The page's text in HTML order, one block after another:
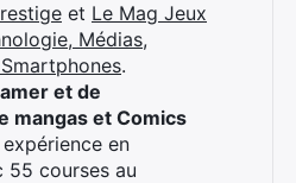
et Le Mag Jeux
Médias,
.
et de
mangas et Comics
en
courses au